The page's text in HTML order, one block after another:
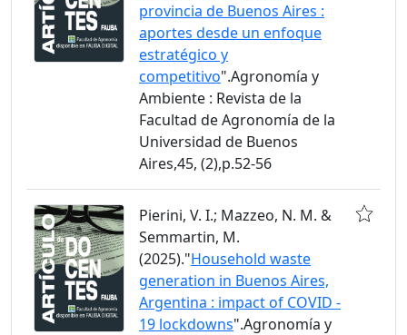
provincia de Buenos Aires :
aportes desde un enfoque
estratégico y
competitivo".Agronomía y
Ambiente : Revista de la
Facultad de Agronomía de la
Universidad de Buenos
Aires,45, (2),p.52-56
Pierini, V. I.; Mazzeo, N. M. &
Semmartin, M.
(2025)."Household waste
generation in Buenos Aires,
Argentina : impact of COVID -
19 lockdowns".Agronomía y